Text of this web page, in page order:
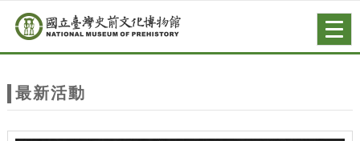
站
主
跳到主要內容
網站導覽
最新活動